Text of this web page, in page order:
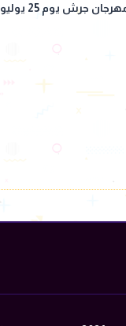
جرش يوم 25 يوليو